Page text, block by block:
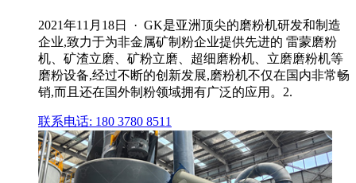
2021年11月18日 · GK是亚洲顶尖的磨粉机研发和制造
企业,致力于为非金属矿制粉企业提供先进的 雷蒙磨粉
机、矿渣立磨、矿粉立磨、超细磨粉机、立磨磨粉机等
磨粉设备,经过不断的创新发展,磨粉机不仅在国内非常畅
销,而且还在国外制粉领域拥有广泛的应用。2.
联系电话: 180 3780 8511